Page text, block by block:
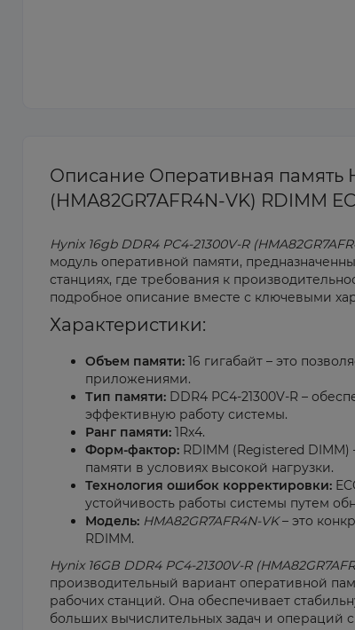
Описание Оперативная память
(HMA82GR7AFR4N-VK) RDIMM
Hynix 16gb DDR4 PC4-21300V-R
модуль оперативной памяти,
станциях, где требования к
подробное описание вместе с ключевыми
Характеристики:
Объем памяти: 16 гигабайт – это
приложениями.
Тип памяти: DDR4 PC4-21300V-R –
эффективную работу системы.
Ранг памяти: 1Rx4.
Форм-фактор: RDIMM (Registered
памяти в условиях высокой нагрузки.
Технология ошибок корректировки:
устойчивость работы системы путем
Модель: HMA82GR7AFR4N-VK– это
RDIMM.
Hynix 16GB DDR4 PC4-21300V-R
производительный вариант оперативной
рабочих станций. Она обеспечивает
больших вычислительных задач и операций